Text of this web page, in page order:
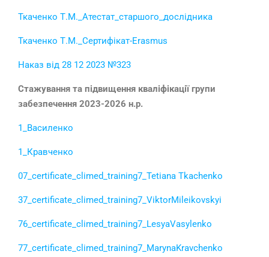
Ткаченко Т.М._Атестат_старшого_дослідника
Ткаченко Т.М._Сертифікат-Erasmus
Наказ від 28 12 2023 №323
Стажування та підвищення кваліфікації групи
забезпечення 2023-2026 н.р.
1_Василенко
1_Кравченко
07_certificate_climed_training7_Tetiana Tkachenko
37_certificate_climed_training7_ViktorMileikovskyi
76_certificate_climed_training7_LesyaVasylenko
77_certificate_climed_training7_MarynaKravchenko